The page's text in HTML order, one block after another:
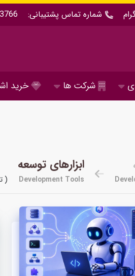
شماره تماس پشتیبانی:
شرکت ها خرید
ابزارهای توسعه
Development Tools
(